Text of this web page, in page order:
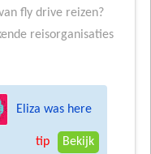
fly drive reizen?
reisorganisaties
Eliza was here
Bekijk
tip